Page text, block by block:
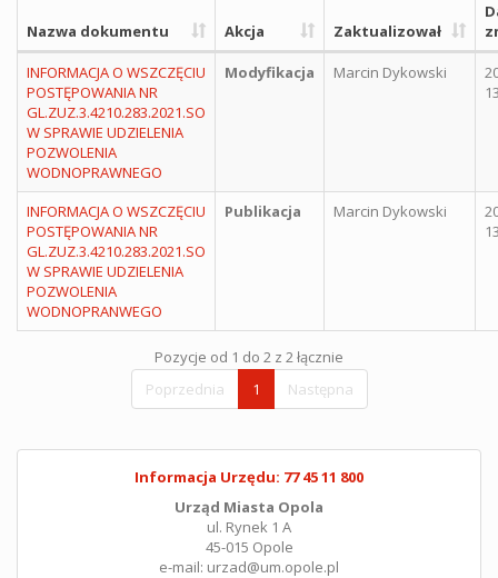
Nazwa dokumentu Akcja Zaktualizował
INFORMACJA O WSZCZĘCIU
POSTĘPOWANIA NR
GL.ZUZ.3.4210.283.2021.SO
W SPRAWIE UDZIELENIA
POZWOLENIA
WODNOPRAWNEGO
Modyfikacja Marcin Dykowski
INFORMACJA O WSZCZĘCIU
POSTĘPOWANIA NR
GL.ZUZ.3.4210.283.2021.SO
W SPRAWIE UDZIELENIA
POZWOLENIA
WODNOPRANWEGO
Publikacja Marcin Dykowski
Pozycje od 1 do 2 z 2 łącznie
Poprzednia
1 Następna
Informacja Urzędu: 77 45 11 800
Urząd Miasta Opola
ul. Rynek 1 A
45-015 Opole
e-mail: urzad@um.opole.pl